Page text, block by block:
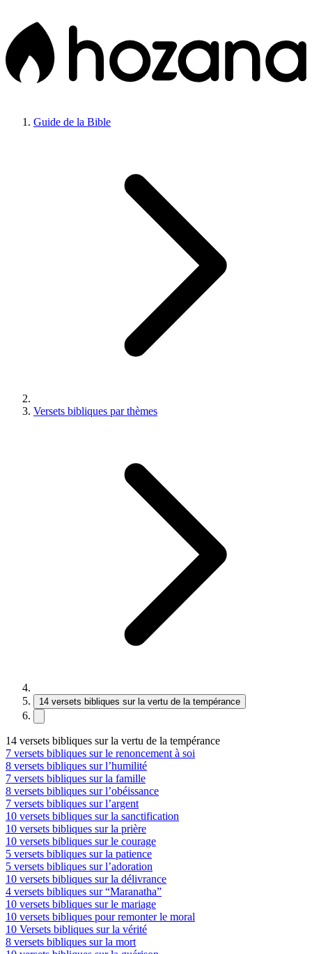
Guide de la Bible
Versets bibliques par thèmes
14 versets bibliques sur la vertu de la tempérance
14 versets bibliques sur la vertu de la tempérance
7 versets bibliques sur le renoncement à soi
8 versets bibliques sur l’humilité
7 versets bibliques sur la famille
8 versets bibliques sur l’obéissance
7 versets bibliques sur l’argent
10 versets bibliques sur la sanctification
10 versets bibliques sur la prière
10 versets bibliques sur le courage
5 versets bibliques sur la patience
5 versets bibliques sur l’adoration
10 versets bibliques sur la délivrance
4 versets bibliques sur “Maranatha”
10 versets bibliques sur le mariage
10 versets bibliques pour remonter le moral
10 Versets bibliques sur la vérité
8 versets bibliques sur la mort